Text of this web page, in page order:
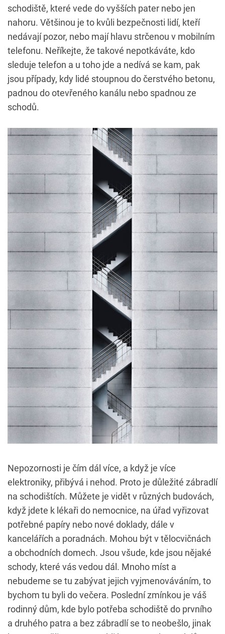
schodiště, které vede do vyšších pater nebo jen
nahoru. Většinou je to kvůli bezpečnosti lidí, kteří
nedávají pozor, nebo mají hlavu strčenou v mobilním
telefonu. Neříkejte, že takové nepotkáváte, kdo
sleduje telefon a u toho jde a nedívá se kam, pak
jsou případy, kdy lidé stoupnou do čerstvého betonu,
padnou do otevřeného kanálu nebo spadnou ze
schodů.
Nepozornosti je čím dál více, a když je více
elektroniky, přibývá i nehod. Proto je důležité zábradlí
na schodištích. Můžete je vidět v různých budovách,
když jdete k lékaři do nemocnice, na úřad vyřizovat
potřebné papíry nebo nové doklady, dále v
kancelářích a poradnách. Mohou být v tělocvičnách
a obchodních domech. Jsou všude, kde jsou nějaké
schody, které vás vedou dál. Mnoho míst a
nebudeme se tu zabývat jejich vyjmenováváním, to
bychom tu byli do večera. Poslední zmínkou je váš
rodinný dům, kde bylo potřeba schodiště do prvního
a druhého patra a bez zábradlí se to neobešlo, jinak